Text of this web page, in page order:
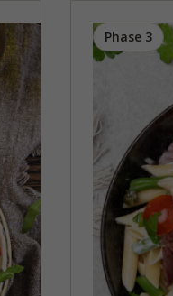
Phase 3